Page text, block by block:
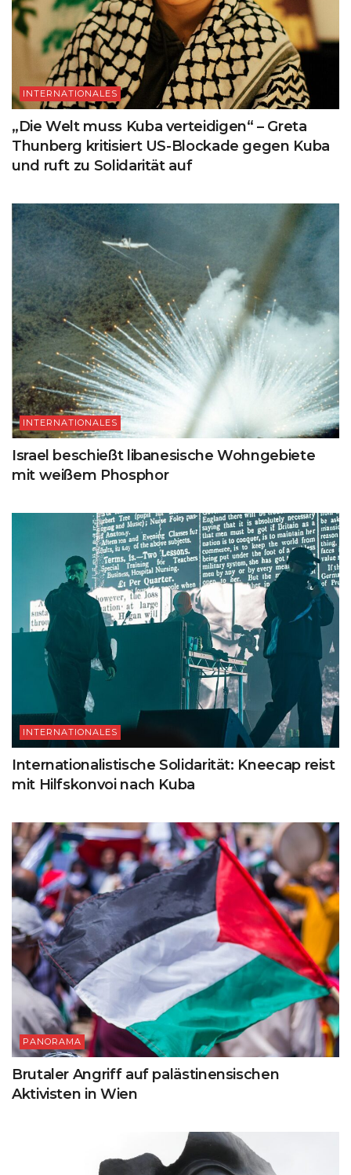
INTERNATIONALES
„Die Welt muss Kuba verteidigen“ – Greta
Thunberg kritisiert US-Blockade gegen Kuba
und ruft zu Solidarität auf
INTERNATIONALES
Israel beschießt libanesische Wohngebiete
mit weißem Phosphor
INTERNATIONALES
Internationalistische Solidarität: Kneecap reist
mit Hilfskonvoi nach Kuba
PANORAMA
Brutaler Angriff auf palästinensischen
Aktivisten in Wien